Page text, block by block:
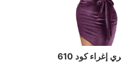
إغراء كود 610